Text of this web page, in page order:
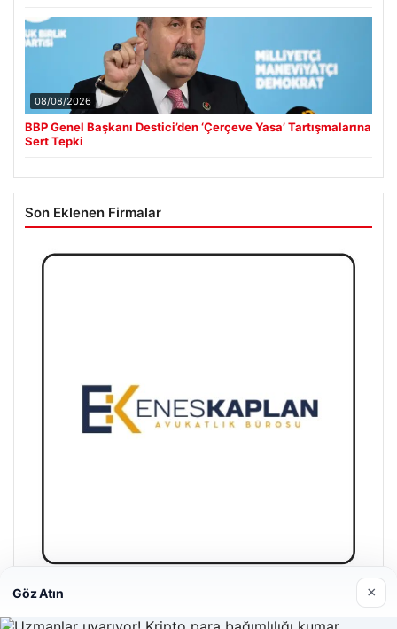
08/08/2026
BBP Genel Başkanı Destici’den ‘Çerçeve Yasa’ Tartışmalarına
Sert Tepki
Son Eklenen Firmalar
Enes Kaplan Avukatlık Bürosu
28/04/2026
Göz Atın ×